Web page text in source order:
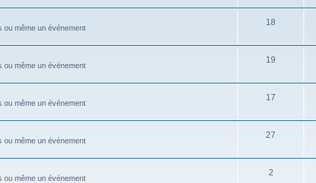
ou même un événement
18
ou même un événement
19
ou même un événement
17
ou même un événement
27
ou même un événement
2